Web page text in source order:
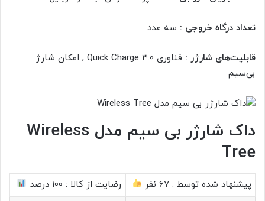
تعداد درگاه خروجی : سه عدد
قابلیت‌های شارژر :
فناوری Quick Charge 3.0 , امکان شارژ
بی‎‌سیم
داک شارژر بی سیم مدل Wireless
Tree
پیشنهاد شده توسط : 67 نفر رضایت از کالا : 100 درصد